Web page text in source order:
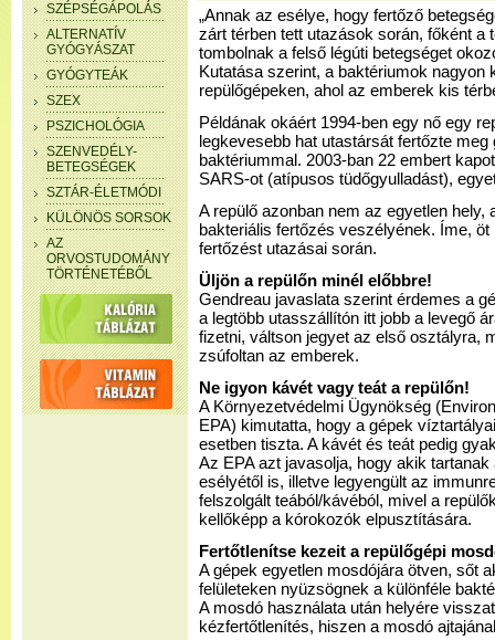
SZÉPSÉGÁPOLÁS
ALTERNATÍV
GYÓGYÁSZAT
GYÓGYTEÁK
SZEX
PSZICHOLÓGIA
SZENVEDÉLY-
BETEGSÉGEK
SZTÁR-ÉLETMÓDI
KÜLÖNÖS SORSOK
AZ
ORVOSTUDOMÁNY
TÖRTÉNETÉBŐL
„Annak az esélye, hogy fertőző
zárt térben tett utazások során, főként a
tombolnak a felső légúti betegséget
Kutatása szerint, a baktériumok nagyon
repülőgépeken, ahol az emberek kis
Példának okáért 1994-ben egy nő egy
legkevesebb hat utastársát fertőzte
baktériummal. 2003-ban 22 embert
SARS-ot (atípusos tüdőgyulladást),
A repülő azonban nem az egyetlen hely,
bakteriális fertőzés veszélyének. Íme,
fertőzést utazásai során.
Üljön a repülőn minél előbbre!
Gendreau javaslata szerint érdemes a
a legtöbb utasszállítón itt jobb a levegő
fizetni, váltson jegyet az első osztályra,
zsúfoltan az emberek.
Ne igyon kávét vagy teát a repülőn!
A Környezetvédelmi Ügynökség
EPA) kimutatta, hogy a gépek
esetben tiszta. A kávét és teát pedig
Az EPA azt javasolja, hogy akik
esélyétől is, illetve legyengült az
felszolgált teából/kávéból, mivel a
kellőképp a kórokozók elpusztítására.
Fertőtlenítse kezeit a repülőgépi
A gépek egyetlen mosdójára ötven, sőt
felületeken nyüzsögnek a különféle
A mosdó használata után helyére
kézfertőtlenítés, hiszen a mosdó